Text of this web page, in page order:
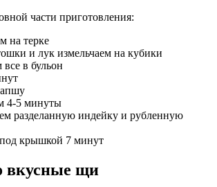
части приготовления:
на терке
и лук измельчаем на кубики
в бульон
4-5 минуты
разделанную индейку и рубленную
крышкой 7 минут
вкусные щи